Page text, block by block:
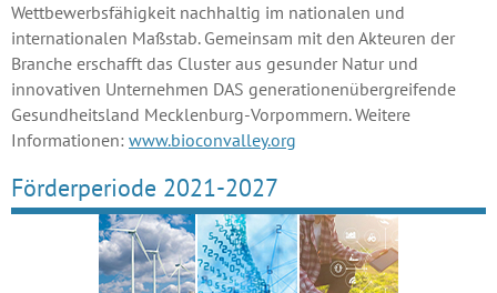
Wettbewerbsfähigkeit nachhaltig im nationalen und
internationalen Maßstab. Gemeinsam mit den Akteuren der
Branche erschafft das Cluster aus gesunder Natur und
innovativen Unternehmen DAS generationenübergreifende
Gesundheitsland Mecklenburg-Vorpommern. Weitere
Informationen: www.bioconvalley.org
Förderperiode 2021-2027